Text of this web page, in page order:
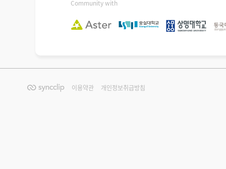
Community with
이용약관 개인정보취급방침